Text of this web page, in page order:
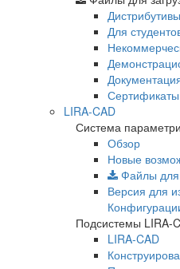
Для
Сертификаты
LIRA-CAD
Система
Обзор
Новые
Файлы для
Версия для
Подсистемы LIRA-
LIRA-CAD